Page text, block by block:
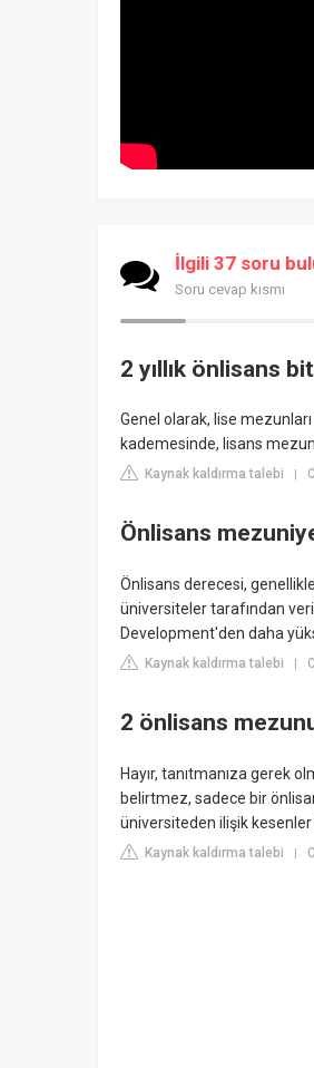
İlgili 37 soru
Soru cevap kısmı
2 yıllık önlisans
Genel olarak, lise
kademesinde, lisans
Kaynak kaldırma talebi |
Önlisans
Önlisans derecesi,
üniversiteler tarafından
Development'den daha
Kaynak kaldırma talebi |
2 önlisans
Hayır, tanıtmanıza gerek
belirtmez, sadece bir
üniversiteden ilişik kesenler
Kaynak kaldırma talebi |